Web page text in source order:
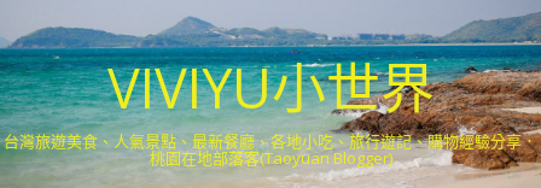
VIVIYU小世界
台灣旅遊美食、人氣景點、最新餐廳、各地小吃、旅行遊記、購物經驗分享．
桃園在地部落客(Taoyuan Blogger)